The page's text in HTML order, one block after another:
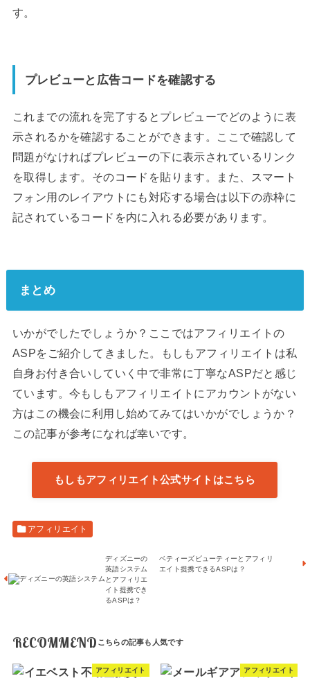
す。
プレビューと広告コードを確認する
これまでの流れを完了するとプレビューでどのように表
示されるかを確認することができます。ここで確認して
問題がなければプレビューの下に表示されているリンク
を取得します。そのコードを貼ります。また、スマート
フォン用のレイアウトにも対応する場合は以下の赤枠に
記されているコードを内に入れる必要があります。
まとめ
いかがでしたでしょうか？ここではアフィリエイトの
ASPをご紹介してきました。もしもアフィリエイトは私
自身お付き合いしていく中で非常に丁寧なASPだと感じ
ています。今もしもアフィリエイトにアカウントがない
方はこの機会に利用し始めてみてはいかがでしょうか？
この記事が参考になれば幸いです。
もしもアフィリエイト公式サイトはこちら
アフィリエイト
ディズニーの
英語システム
とアフィリエ
イト提携でき
るASPは？
ベティーズビューティーとアフィリ
エイト提携できるASPは？
RECOMMEND
アフィリエイト アフィリエイト